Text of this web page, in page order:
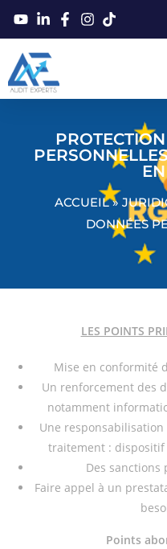
ACCUEIL»
DONNÉES
LES POINTS
Mise en conformité
Un renforcement des
notamment
Une
traitement : dispositif
Des sanctions
Faire appel à un
Points